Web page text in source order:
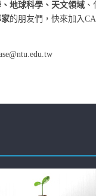
地球科學、天文領域
的朋友們，快來加入